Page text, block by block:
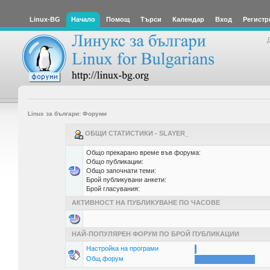
Linux-BG Начало Помощ Търси Календар Вход
Linux за българи: Форуми
ОБЩИ СТАТИСТИКИ - SLAYER_
Общо прекарано време във форума:
Общо публикации:
Общо започнати теми:
Брой публикувани анкети:
Брой гласувания:
АКТИВНОСТ НА ПУБЛИКУВАНЕ ПО ЧАСОВЕ
НАЙ-ПОПУЛЯРЕН ФОРУМ ПО БРОЙ ПУБЛИКАЦИИ
Настройка на програми
Общ форум